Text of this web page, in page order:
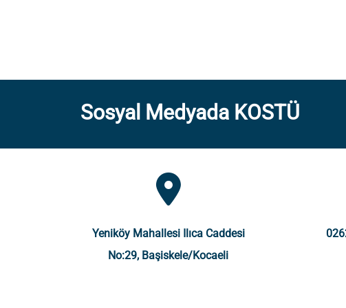
Sosyal Medyada KOSTÜ
Yeniköy Mahallesi Ilıca Caddesi
No:29, Başiskele/Kocaeli